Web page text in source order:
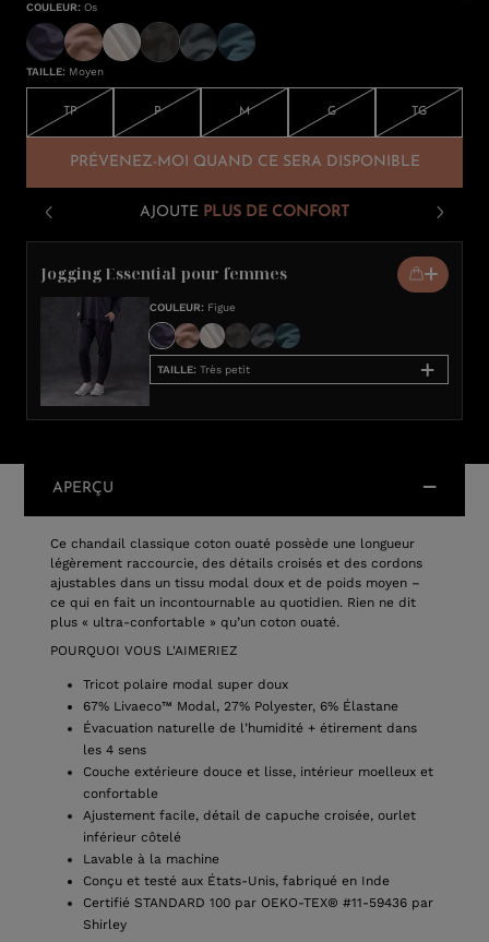
COULEUR: Os
TAILLE: Moyen
TP P M G TG
PRÉVENEZ-MOI QUAND CE SERA DISPONIBLE
AJOUTE PLUS DE CONFORT
Jogging Essential pour femmes
COULEUR: Figue
TAILLE: Très petit
APERÇU
Ce chandail classique coton ouaté possède une longueur
légèrement raccourcie, des détails croisés et des cordons
ajustables dans un tissu modal doux et de poids moyen –
ce qui en fait un incontournable au quotidien. Rien ne dit
plus « ultra-confortable » qu’un coton ouaté.
POURQUOI VOUS L'AIMERIEZ
Tricot polaire modal super doux
67% Livaeco™ Modal, 27% Polyester, 6% Élastane
Évacuation naturelle de l’humidité + étirement dans
les 4 sens
Couche extérieure douce et lisse, intérieur moelleux et
confortable
Ajustement facile, détail de capuche croisée, ourlet
inférieur côtelé
Lavable à la machine
Conçu et testé aux États-Unis, fabriqué en Inde
Certifié STANDARD 100 par OEKO-TEX® #11-59436 par
Shirley